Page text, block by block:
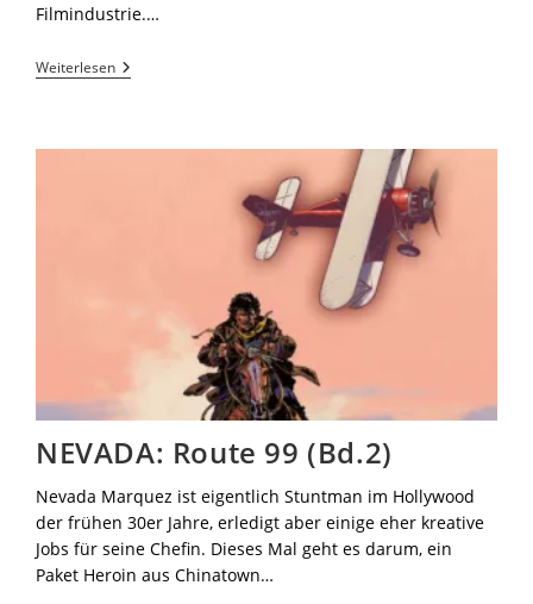
Filmindustrie.…
Weiterlesen
NEVADA: Route 99 (Bd.2)
Nevada Marquez ist eigentlich Stuntman im Hollywood
der frühen 30er Jahre, erledigt aber einige eher kreative
Jobs für seine Chefin. Dieses Mal geht es darum, ein
Paket Heroin aus Chinatown…